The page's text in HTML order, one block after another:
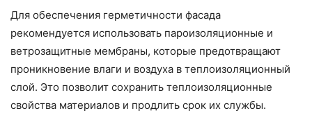
Для обеспечения герметичности фасада
рекомендуется использовать пароизоляционные и
ветрозащитные мембраны, которые предотвращают
проникновение влаги и воздуха в теплоизоляционный
слой. Это позволит сохранить теплоизоляционные
свойства материалов и продлить срок их службы.